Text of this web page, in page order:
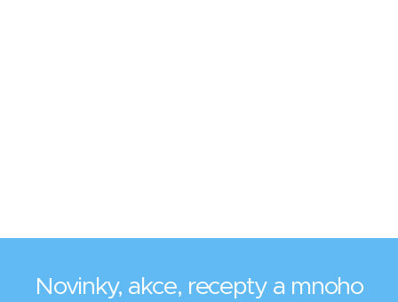
Novinky, akce, recepty a mnoho